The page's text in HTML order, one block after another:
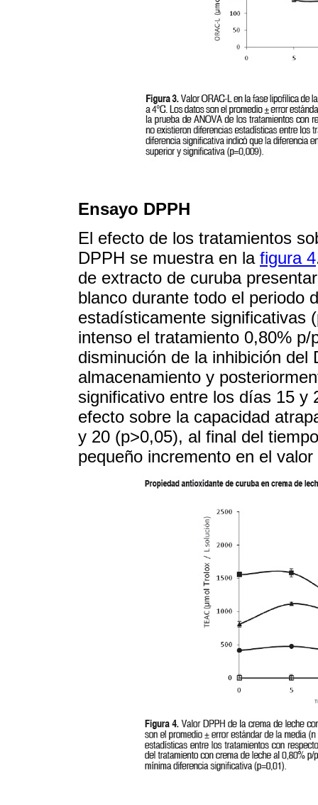
Ensayo DPPH
El efecto de los tratamientos
DPPH se muestra en la figura 4
de extracto de curuba
blanco durante todo el periodo
estadísticamente significativas
intenso el tratamiento 0,80%
disminución de la inhibición
almacenamiento y
significativo entre los días 15 y
efecto sobre la capacidad
y 20 (p>0,05), al final del
pequeño incremento en el